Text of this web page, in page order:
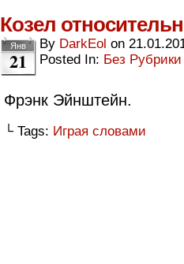
Козел
Янв
21
By DarkEol on
Posted In: Без Рубрики
Фрэнк Эйнштейн.
└ Tags: Играя словами